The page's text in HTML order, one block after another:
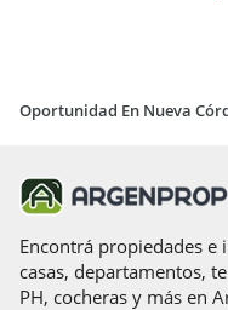
Encontrá propiedades e
casas, departamentos,
PH, cocheras y más en